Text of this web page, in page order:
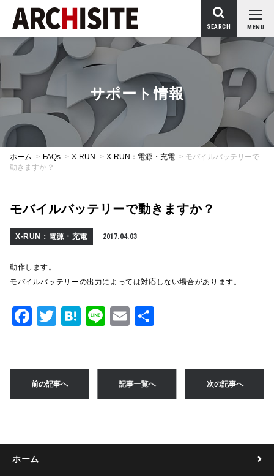
MENU
SEARCH
サポート情報
ホーム > FAQs > X-RUN > X-RUN：電源・充電 > モバイルバッテリーで
動きますか？
モバイルバッテリーで動きますか？
X-RUN：電源・充電 2017.04.03
動作します。
モバイルバッテリーの出力によっては対応しない場合があります。
F
c
e
b
k
T
it
te
r
H
e
n
a
Li
e
E
ai
l
前の記事へ 記事一覧へ 次の記事へ
ホーム